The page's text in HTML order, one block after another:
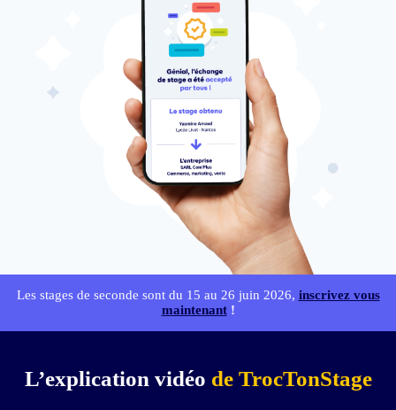
Les stages de seconde sont du 15 au 26 juin 2026, inscrivez vous
maintenant!
L’explication vidéo de TrocTonStage